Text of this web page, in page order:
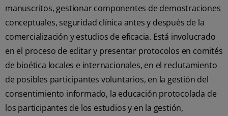
manuscritos, gestionar componentes de demostraciones
conceptuales, seguridad clínica antes y después de la
comercialización y estudios de eficacia. Está involucrado
en el proceso de editar y presentar protocolos en comités
de bioética locales e internacionales, en el reclutamiento
de posibles participantes voluntarios, en la gestión del
consentimiento informado, la educación protocolada de
los participantes de los estudios y en la gestión,